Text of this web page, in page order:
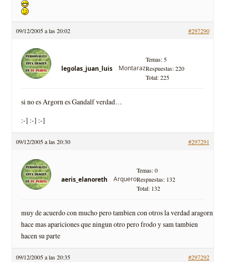
09/12/2005 a las 20:02 #297290
legolas_juan_luis Montaraz
Temas: 5
Respuestas: 220
Total: 225
si no es Argorn es Gandalf verdad…
:-] :-] :-]
09/12/2005 a las 20:30 #297291
aeris_elanoreth Arquero
Temas: 0
Respuestas: 132
Total: 132
muy de acuerdo con mucho pero tambien con otros la verdad aragorn
hace mas apariciones que ningun otro pero frodo y sam tambien
hacen su parte
09/12/2005 a las 20:35 #297292